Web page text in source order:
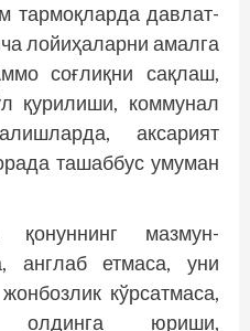
тармоқларда давлат-
лойиҳаларни амалга
соғлиқни сақлаш,
қурилиши, коммунал
аксарият
ташаббус умуман
мазмун-
англаб етмаса, уни
кўрсатмаса,
олдинга юриши,